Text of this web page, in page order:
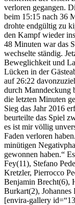
verloren gegangen.
beim 15:15 nach 36
drohte endgültig zu
den Kampf wieder
48 Minuten war das
wechselte ständig.
Beweglichkeit und
Lücken in der
auf 26:22
durch Manndeckung
die letzten Minuten
Sieg das Jahr 2016
beurteilte das Spiel
es ist mir völlig
Faden verloren
minütigen
gewonnen haben.“
Fey(11), Stefano
Kretzler, Pierrocco
Benjamin Brecht(6),
Burkart(2), Johannes
[envira-gallery